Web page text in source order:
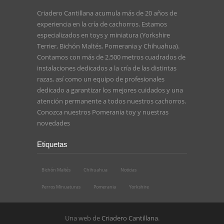
Criadero Cantillana acumula más de 20 años de
experiencia en la cría de cachorros. Estamos
especializados en toys y miniatura (Yorkshire
Terrier, Bichón Maltés, Pomerania y Chihuahua).
Contamos con más de 2.500 metros cuadrados de
instalaciones dedicados a la cría de las distintas
razas, así como un equipo de profesionales
dedicado a garantizar los mejores cuidados y una
atención permanente a todos nuestros cachorros.
Conozca nuestros Pomerania toyy nuestras
novedades
Etiquetas
Bichón Maltés Chihuahua Noticias
Perros Minuaturas Pomerania Yorkshire
Una web de Criadero Cantillana.